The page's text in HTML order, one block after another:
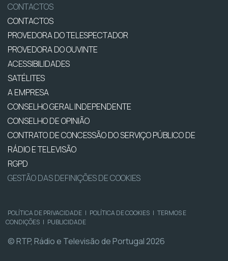
CONTACTOS
CONTACTOS
PROVEDORA DO TELESPECTADOR
PROVEDORA DO OUVINTE
ACESSIBILIDADES
SATÉLITES
A EMPRESA
CONSELHO GERAL INDEPENDENTE
CONSELHO DE OPINIÃO
CONTRATO DE CONCESSÃO DO SERVIÇO PÚBLICO DE
RÁDIO E TELEVISÃO
RGPD
GESTÃO DAS DEFINIÇÕES DE COOKIES
POLÍTICA DE PRIVACIDADE | POLÍTICA DE COOKIES | TERMOS E
CONDIÇÕES | PUBLICIDADE
© RTP, Rádio e Televisão de Portugal 2026